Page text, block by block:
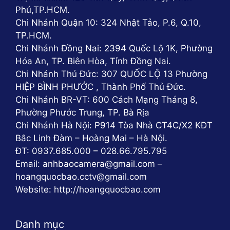
Đèn JD-798 cũng có thể được sử dụng để chiếu
sáng trong các khu vực trang trại hay khuôn viên cơ
quan. Đặc biệt là trong những nơi không có nguồn
điện từ lưới điện, đèn năng lượng mặt trời JD-798 sẽ
là giải pháp hoàn hảo để chiếu sáng và giúp tiết kiệm
chi phí.
Đèn pha và đèn bàn chải
Ngoài ra, đèn JD-798 còn có thể được sử dụng làm
đèn pha hoặc đèn bàn chải trong các công trình xây
dựng hay các khu công nghiệp. Với độ sáng mạnh và
tính tiết kiệm năng lượng, đèn JD-798 sẽ giúp chiếu
sáng hiệu quả trong các khu vực này.
Để đảm bảo hiệu quả và an toàn khi sử dụng đèn
Phú,TP.HCM.
Chi Nhánh Quận 10: 324 Nhật Tảo, P.6, Q.10,
TP.HCM.
Chi Nhánh Đồng Nai: 2394 Quốc Lộ 1K, Phường
Hóa An, TP. Biên Hòa, Tỉnh Đồng Nai.
Chi Nhánh Thủ Đức: 307 QUỐC LỘ 13 Phường
HIỆP BÌNH PHƯỚC , Thành Phố Thủ Đức.
Chi Nhánh BR-VT: 600 Cách Mạng Tháng 8,
Phường Phước Trung, TP. Bà Rịa
Chi Nhánh Hà Nội: P914 Tòa Nhà CT4C/X2 KĐT
Bắc Linh Đàm – Hoàng Mai – Hà Nội.
ĐT: 0937.685.000 – 028.66.795.795
Email: anhbaocamera@gmail.com –
hoangquocbao.cctv@gmail.com
Website: http://hoangquocbao.com
Danh mục